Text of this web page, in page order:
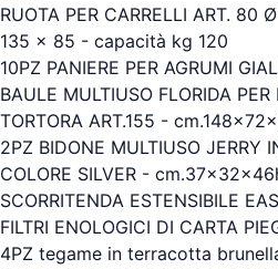
RUOTA PER CARRELLI ART.
135 x 85 - capacità kg 120
10PZ PANIERE PER AGRUMI
BAULE MULTIUSO FLORIDA
TORTORA ART.155 -
2PZ BIDONE MULTIUSO JERRY
COLORE SILVER -
SCORRITENDA ESTENSIBILE
FILTRI ENOLOGICI DI CARTA
4PZ tegame in terracotta